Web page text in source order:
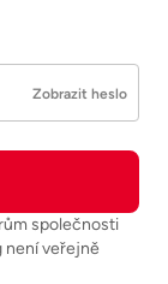
Zobrazit heslo
společnosti
není veřejně